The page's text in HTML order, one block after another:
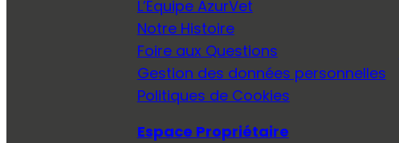
L’Équipe AzurVet
Notre Histoire
Foire aux Questions
Gestion des données personnelles
Politiques de Cookies
Espace Propriétaire